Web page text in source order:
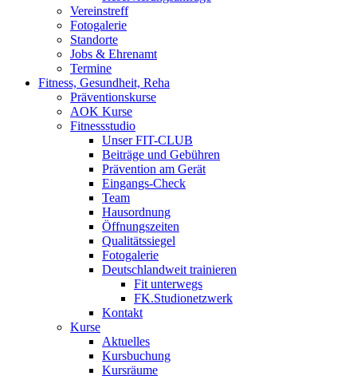
Vereinstreff
Fotogalerie
Standorte
Jobs & Ehrenamt
Termine
Fitness, Gesundheit, Reha
Präventionskurse
AOK Kurse
Fitnessstudio
Unser FIT-CLUB
Beiträge und Gebühren
Prävention am Gerät
Eingangs-Check
Team
Hausordnung
Öffnungszeiten
Qualitätssiegel
Fotogalerie
Deutschlandweit trainieren
Fit unterwegs
FK.Studionetzwerk
Kontakt
Kurse
Aktuelles
Kursbuchung
Kursräume